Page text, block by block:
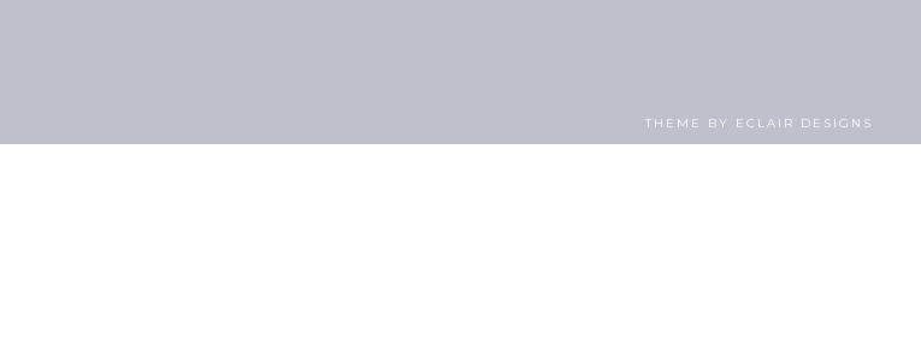
THEME BY ECLAIR DESIGNS